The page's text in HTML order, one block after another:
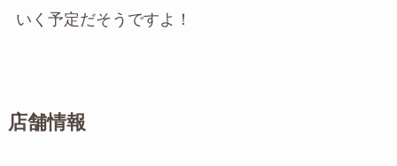
いく予定だそうですよ！
店舗情報